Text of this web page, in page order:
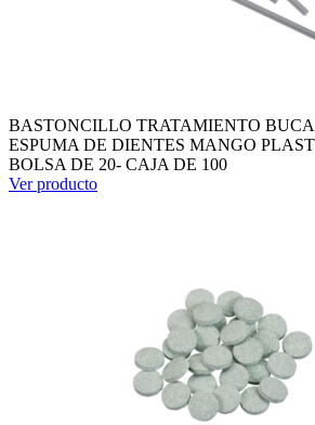
BASTONCILLO TRATAMIENTO
ESPUMA DE DIENTES MANGO
BOLSA DE 20- CAJA DE 100
Ver producto